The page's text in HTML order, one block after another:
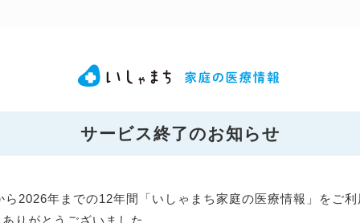
サービス終了のお知らせ
ら2026年までの12年間「いしゃまち家庭の医療情報」をご
りがとうございました。